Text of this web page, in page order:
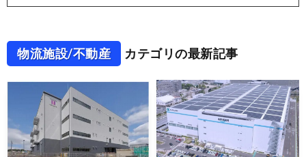
物流施設/不動産 カテゴリの最新記事